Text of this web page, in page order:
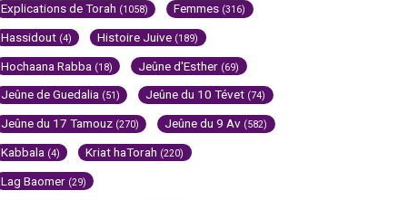
Explications de Torah (1058) Femmes (316)
Hassidout (4) Histoire Juive (189)
Hochaana Rabba (18) Jeûne d'Esther (69)
Jeûne de Guedalia (51) Jeûne du 10 Tévet (74)
Jeûne du 17 Tamouz (270) Jeûne du 9 Av (582)
Kabbala (4) Kriat haTorah (220)
Lag Baomer (29)